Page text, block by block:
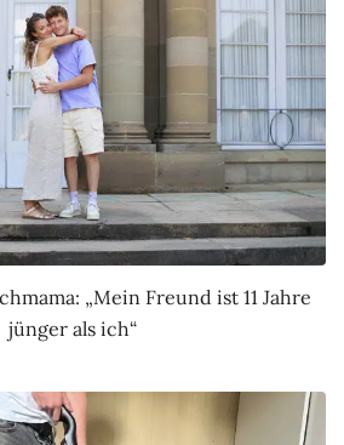
„Mein Freund ist 11 Jahre
jünger als ich“